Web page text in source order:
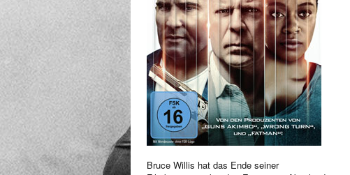
Bruce Willis hat das Ende seiner